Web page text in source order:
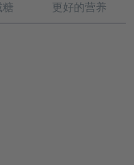
更好的营养